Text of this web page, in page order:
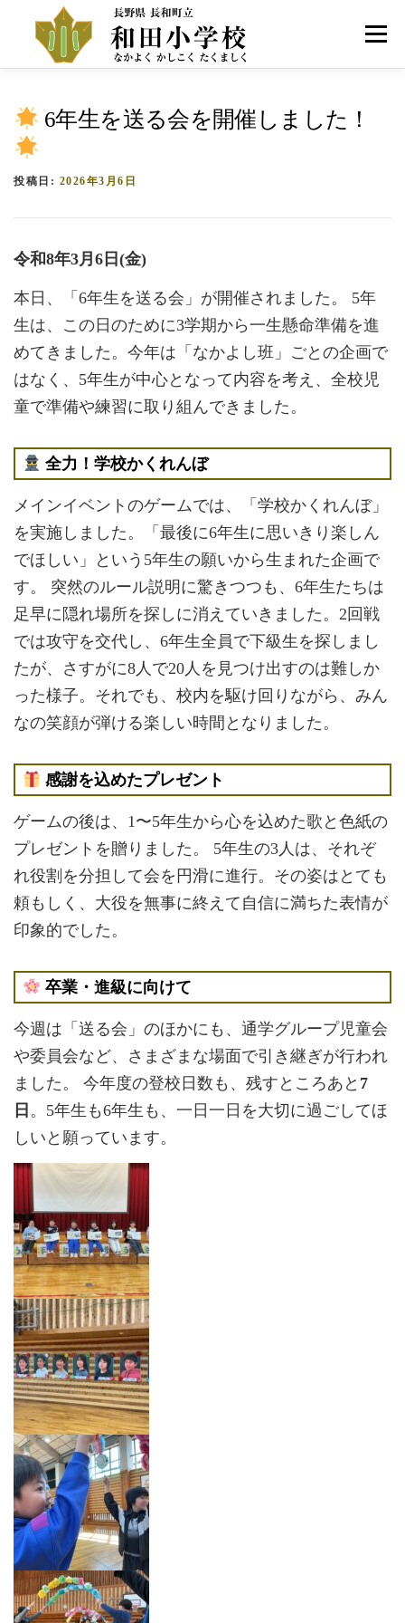
メニュー
6年生を送る会を開催しました！
投稿日: 2026年3月6日
令和8年3月6日(金)
本日、「6年生を送る会」が開催されました。 5年
生は、この日のために3学期から一生懸命準備を進
めてきました。今年は「なかよし班」ごとの企画で
はなく、5年生が中心となって内容を考え、全校児
童で準備や練習に取り組んできました。
全力！学校かくれんぼ
メインイベントのゲームでは、「学校かくれんぼ」
を実施しました。「最後に6年生に思いきり楽しん
でほしい」という5年生の願いから生まれた企画で
す。 突然のルール説明に驚きつつも、6年生たちは
足早に隠れ場所を探しに消えていきました。2回戦
では攻守を交代し、6年生全員で下級生を探しまし
たが、さすがに8人で20人を見つけ出すのは難しか
った様子。それでも、校内を駆け回りながら、みん
なの笑顔が弾ける楽しい時間となりました。
感謝を込めたプレゼント
ゲームの後は、1〜5年生から心を込めた歌と色紙の
プレゼントを贈りました。 5年生の3人は、それぞ
れ役割を分担して会を円滑に進行。その姿はとても
頼もしく、大役を無事に終えて自信に満ちた表情が
印象的でした。
卒業・進級に向けて
今週は「送る会」のほかにも、通学グループ児童会
や委員会など、さまざまな場面で引き継ぎが行われ
ました。 今年度の登校日数も、残すところあと 7
日 。5年生も6年生も、一日一日を大切に過ごしてほ
しいと願っています。